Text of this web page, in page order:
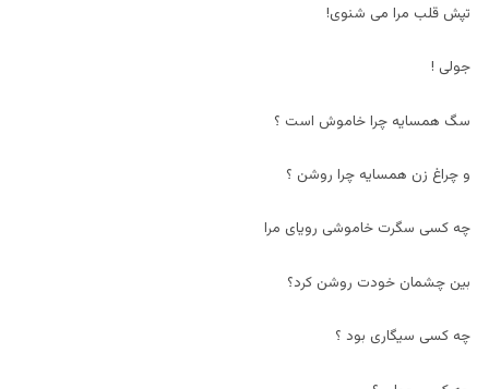
تپش قلب مرا می شنوی!
جولی !
سگ همسایه چرا خاموش است ؟
و چراغ زن همسایه چرا روشن ؟
چه کسی سگرت خاموشی رویای مرا
بین چشمان خودت روشن کرد؟
چه کسی سیگاری بود ؟